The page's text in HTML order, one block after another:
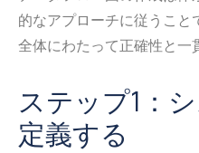
的なアプローチに従うこ
全体にわたって正確性と一
ステップ1：
定義する